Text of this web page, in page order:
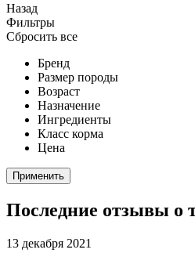
Назад
Фильтры
Сбросить все
Бренд
Размер породы
Возраст
Назначение
Ингредиенты
Класс корма
Цена
Применить
Последние отзывы о
13 декабря 2021